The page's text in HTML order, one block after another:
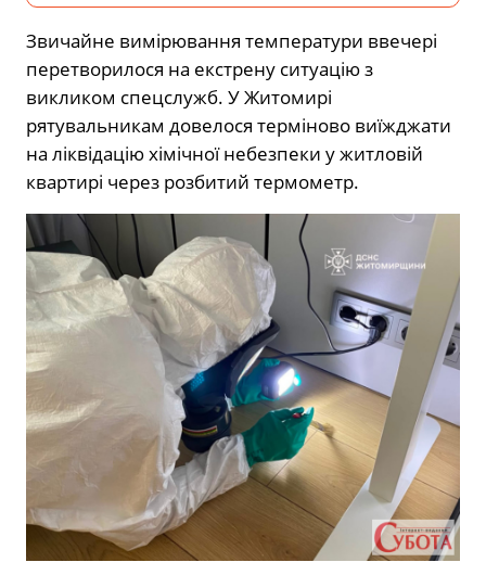
Звичайне вимірювання температури ввечері
перетворилося на екстрену ситуацію з
викликом спецслужб. У Житомирі
рятувальникам довелося терміново виїжджати
на ліквідацію хімічної небезпеки у житловій
квартирі через розбитий термометр.